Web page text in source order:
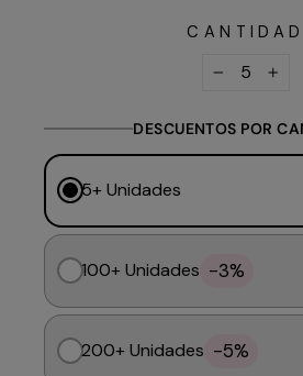
CANTIDAD
DESCUENTOS POR
5+ Unidades
100+ Unidades -3%
200+ Unidades -5%